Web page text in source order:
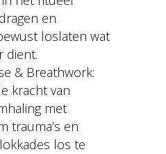
en
loslaten wat
dient.
& Breathwork:
kracht van
met
trauma’s en
los te